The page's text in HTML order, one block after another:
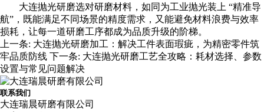
大连抛光研磨选对研磨材料，如同为工业抛光装上 “精准导
航”，既能满足不同场景的精度需求，又能避免材料浪费与效率
损耗，让每一道研磨工序都成为品质升级的阶梯。
上一条: 大连抛光研磨加工：解决工件表面瑕疵，为精密零件筑
牢品质防线 下一条: 大连抛光研磨工艺全攻略：耗材选择、参数
设置与常见问题解决
联系我们
大连瑞晨研磨有限公司